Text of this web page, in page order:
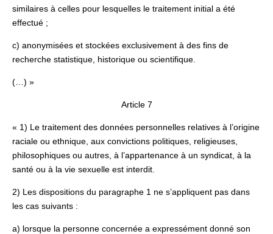
similaires à celles pour lesquelles le traitement initial a été
effectué ;
c) anonymisées et stockées exclusivement à des fins de
recherche statistique, historique ou scientifique.
(…) »
Article 7
« 1) Le traitement des données personnelles relatives à l’origine
raciale ou ethnique, aux convictions politiques, religieuses,
philosophiques ou autres, à l’appartenance à un syndicat, à la
santé ou à la vie sexuelle est interdit.
2) Les dispositions du paragraphe 1 ne s’appliquent pas dans
les cas suivants :
a) lorsque la personne concernée a expressément donné son